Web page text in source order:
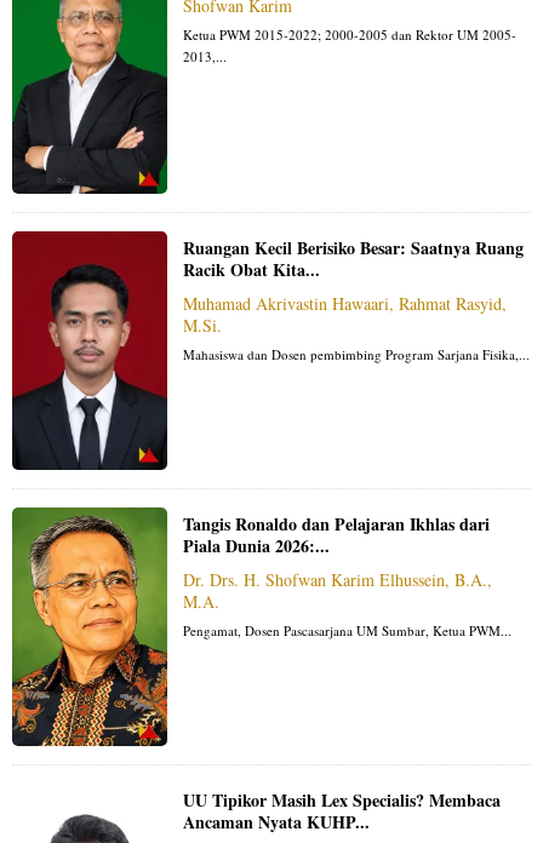
Shofwan Karim
Ketua PWM 2015-2022; 2000-2005 dan Rektor UM 2005-
2013,...
Ruangan Kecil Berisiko Besar: Saatnya Ruang
Racik Obat Kita...
Muhamad Akrivastin Hawaari, Rahmat Rasyid,
M.Si.
Mahasiswa dan Dosen pembimbing Program Sarjana Fisika,...
Tangis Ronaldo dan Pelajaran Ikhlas dari
Piala Dunia 2026:...
Dr. Drs. H. Shofwan Karim Elhussein, B.A.,
M.A.
Pengamat, Dosen Pascasarjana UM Sumbar, Ketua PWM...
UU Tipikor Masih Lex Specialis? Membaca
Ancaman Nyata KUHP...